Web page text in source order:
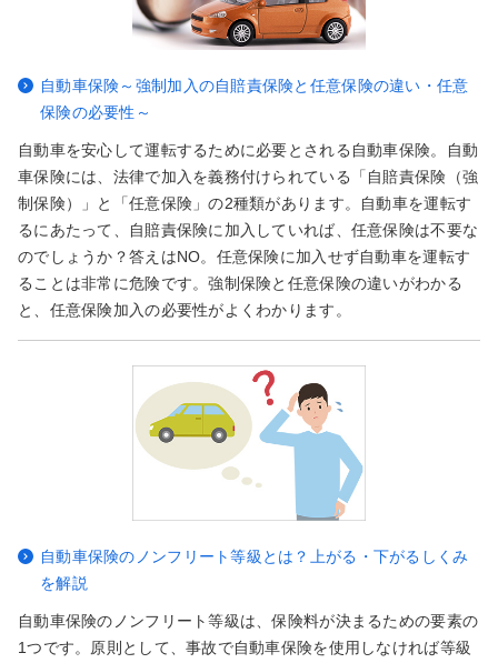
自動車保険～強制加入の自賠責保険と任意保険の違い・任意
保険の必要性～
自動車を安心して運転するために必要とされる自動車保険。自動
車保険には、法律で加入を義務付けられている「自賠責保険（強
制保険）」と「任意保険」の2種類があります。自動車を運転す
るにあたって、自賠責保険に加入していれば、任意保険は不要な
のでしょうか？答えはNO。任意保険に加入せず自動車を運転す
ることは非常に危険です。強制保険と任意保険の違いがわかる
と、任意保険加入の必要性がよくわかります。
自動車保険のノンフリート等級とは？上がる・下がるしくみ
を解説
自動車保険のノンフリート等級は、保険料が決まるための要素の
1つです。原則として、事故で自動車保険を使用しなければ等級